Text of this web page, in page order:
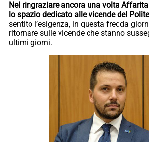
Nel ringraziare ancora una volta
lo spazio dedicato alle vicende del
sentito l’esigenza, in questa fredda
ritornare sulle vicende che stanno
ultimi giorni.